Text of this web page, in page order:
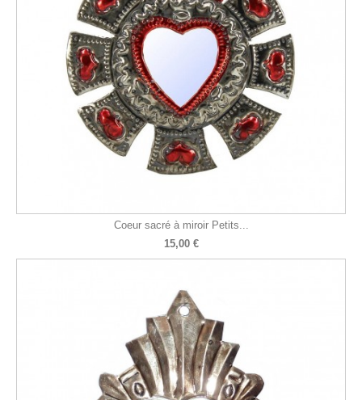
Coeur sacré à miroir Petits...
15,00 €